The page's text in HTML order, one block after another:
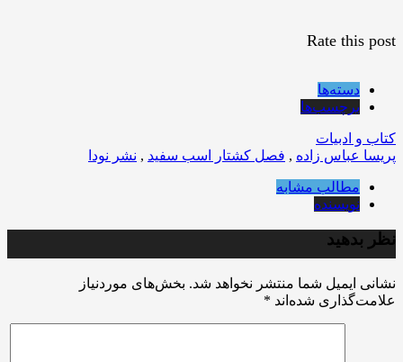
Rate this post
دسته‌ها
برچسب‌ها
کتاب و ادبیات
پریسا عباس زاده , فصل کشتار اسب سفید , نشر نودا
مطالب مشابه
نویسنده
نظر بدهید
نشانی ایمیل شما منتشر نخواهد شد. بخش‌های موردنیاز
علامت‌گذاری شده‌اند *